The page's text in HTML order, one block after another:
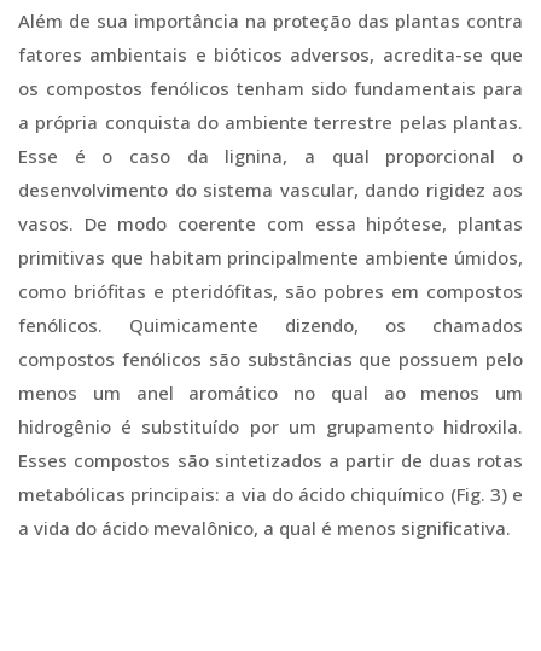
Além de sua importância na proteção das plantas contra
fatores ambientais e bióticos adversos, acredita-se que
os compostos fenólicos tenham sido fundamentais para
a própria conquista do ambiente terrestre pelas plantas.
Esse é o caso da lignina, a qual proporcional o
desenvolvimento do sistema vascular, dando rigidez aos
vasos. De modo coerente com essa hipótese, plantas
primitivas que habitam principalmente ambiente úmidos,
como briófitas e pteridófitas, são pobres em compostos
fenólicos. Quimicamente dizendo, os chamados
compostos fenólicos são substâncias que possuem pelo
menos um anel aromático no qual ao menos um
hidrogênio é substituído por um grupamento hidroxila.
Esses compostos são sintetizados a partir de duas rotas
metabólicas principais: a via do ácido chiquímico (Fig. 3) e
a vida do ácido mevalônico, a qual é menos significativa.